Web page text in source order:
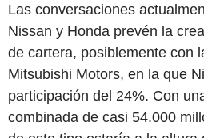
Las conversaciones
Nissan y Honda prevén la
de cartera, posiblemente con
Mitsubishi Motors, en la que
participación del 24%. Con
combinada de casi 54.000